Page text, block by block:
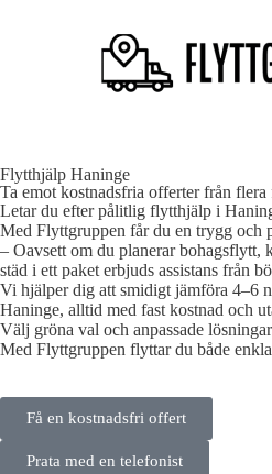
Flytthjälp Haninge
Ta emot kostnadsfria offerter från
Letar du efter pålitlig flytthjälp i
Med Flyttgruppen får du en trygg och
– Oavsett om du planerar
städ i ett paket erbjuds assistans från
Vi hjälper dig att smidigt jämföra 4–6
Haninge, alltid med fast kostnad och
Välj gröna val och anpassade
Med Flyttgruppen flyttar du både
Få en kostnadsfri offert
Prata med en telefonist